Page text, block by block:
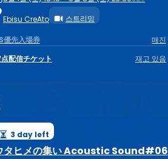
Ebisu CreAto
스트리밍
優先入場券 매진
配信チケット
재고 있음
3 day left
タヒメの集い Acoustic Sound#06